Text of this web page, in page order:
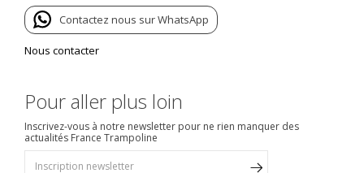
Contactez nous sur WhatsApp
Nous contacter
Pour aller plus loin
Inscrivez-vous à notre newsletter pour ne rien manquer des
actualités France Trampoline